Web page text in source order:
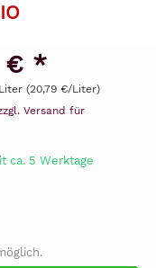
€ *
(20,79 €/Liter)
Versand für
ca. 5 Werktage